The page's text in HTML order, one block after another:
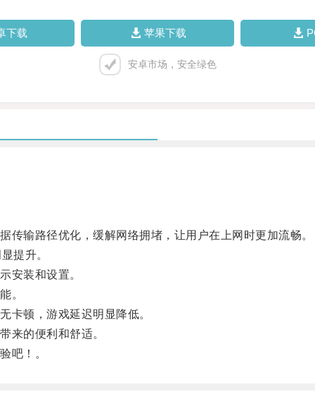
下载 苹果下载
安卓市场，安全绿色
输路径优化，缓解网络拥堵，让用户在上网时更加流畅。
提升。
安装和设置。
。
顿，游戏延迟明显降低。
的便利和舒适。
吧！。